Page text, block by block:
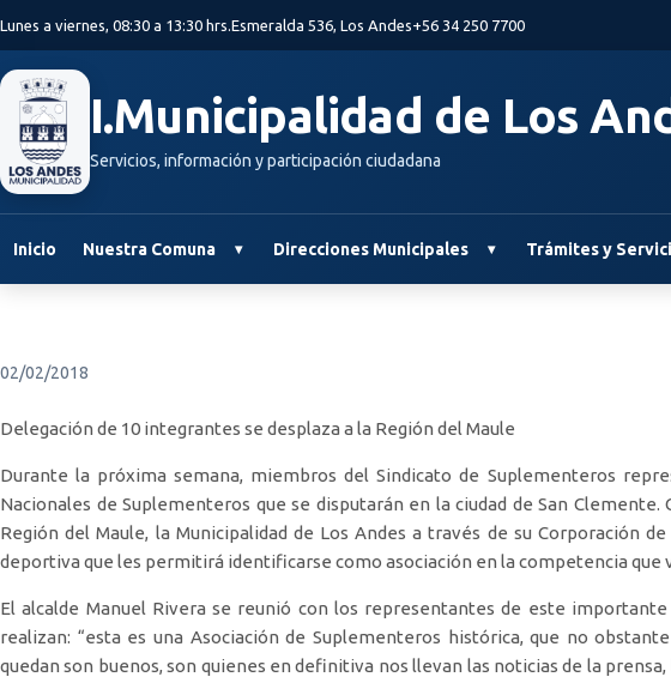
Lunes a viernes, 08:30 a 13:30 hrs.Esmeralda 536, Los Andes+56 34 250 7700
I.Municipalidad de Los
Servicios, información y participación ciudadana
Inicio Nuestra Comuna Direcciones Municipales Trámites y
02/02/2018
Delegación de 10 integrantes se desplaza a la Región del Maule
Durante la próxima semana, miembros del Sindicato de Suplementeros
Nacionales de Suplementeros que se disputarán en la ciudad de San Clemente.
Región del Maule, la Municipalidad de Los Andes a través de su Corporación
deportiva que les permitirá identificarse como asociación en la competencia que
El alcalde Manuel Rivera se reunió con los representantes de este
realizan: “esta es una Asociación de Suplementeros histórica, que no
quedan son buenos, son quienes en definitiva nos llevan las noticias de la